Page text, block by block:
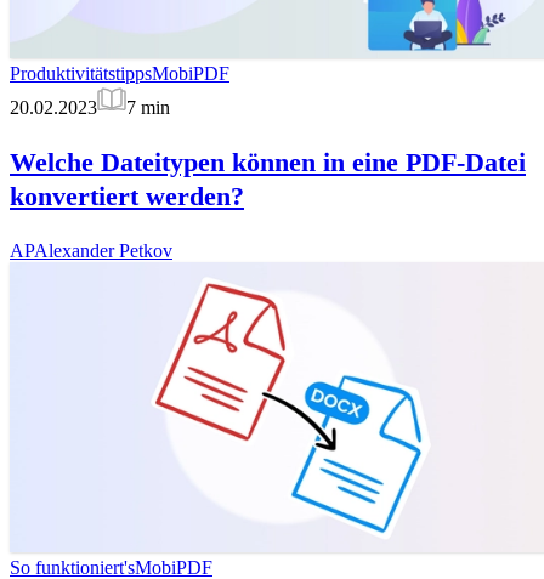
ProduktivitätstippsMobiPDF
20.02.2023
7 min
Welche Dateitypen können in eine PDF-Datei
konvertiert werden?
APAlexander Petkov
So funktioniert'sMobiPDF